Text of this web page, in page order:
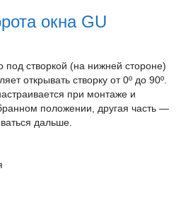
окна GU
под створкой (на нижней стороне)
открывать створку от 0º до 90º.
при монтаже и
положении, другая часть —
дальше.